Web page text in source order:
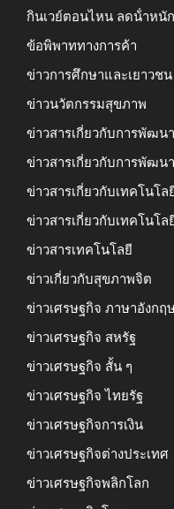
กินเวย์ตอนไหน ลดน้ําหนัก
ข้อพิพาททางการค้า
ข่าวการศึกษาและเยาวชน
ข่าวนวัตกรรมสุขภาพ
ข่าวสารเกี่ยวกับการพัฒน
ข่าวสารเกี่ยวกับการพัฒน
ข่าวสารเกี่ยวกับเทคโนโล
ข่าวสารเกี่ยวกับเทคโนโ
ข่าวสารเทคโนโลยี
ข่าวเกี่ยวกับสุขภาพจิต
ข่าวเศรษฐกิจ ภาษาอังกฤ
ข่าวเศรษฐกิจ สหรัฐ
ข่าวเศรษฐกิจ สั้น ๆ
ข่าวเศรษฐกิจ ไทยรัฐ
ข่าวเศรษฐกิจการเงิน
ข่าวเศรษฐกิจต่างประเทศ
ข่าวเศรษฐกิจพลิกโลก